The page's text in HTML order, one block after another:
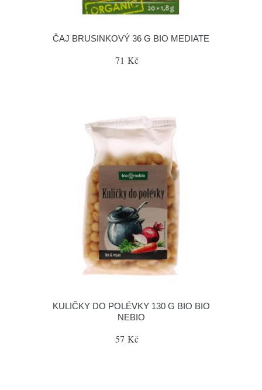
ČAJ BRUSINKOVÝ 36 G BIO MEDIATE
71 Kč
KULIČKY DO POLÉVKY 130 G BIO BIO
NEBIO
57 Kč